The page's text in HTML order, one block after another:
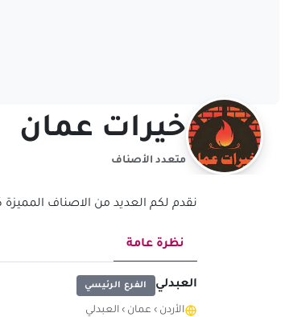
خيرات عمان
متعدد الأصناف
نقدم لكم العديد من الاصناف
نظرة عامة
العبدلي الفرع الرئيسي
الأردن › عمان › العبدلي